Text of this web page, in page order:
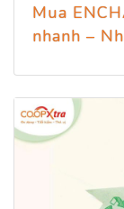
Mua
nhanh –